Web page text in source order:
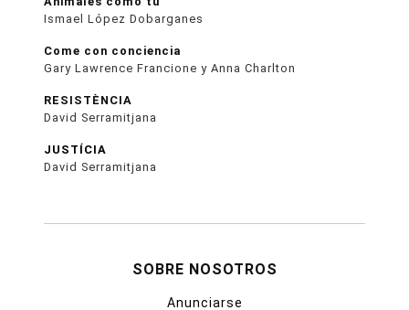
Ismael López Dobarganes
Come con conciencia
Gary Lawrence Francione y Anna Charlton
RESISTÈNCIA
David Serramitjana
JUSTÍCIA
David Serramitjana
SOBRE NOSOTROS
Anunciarse